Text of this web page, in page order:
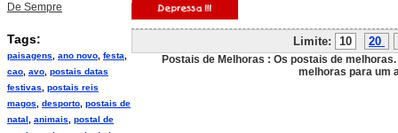
De Sempre
Tags:
paisagens ano novo festa
cao avo postais datas
festivas
postais reis
magos
desporto postais de
natal
animais
postal de
Limite: 10 20
Postais de Melhoras : Os postais de
melhoras para um